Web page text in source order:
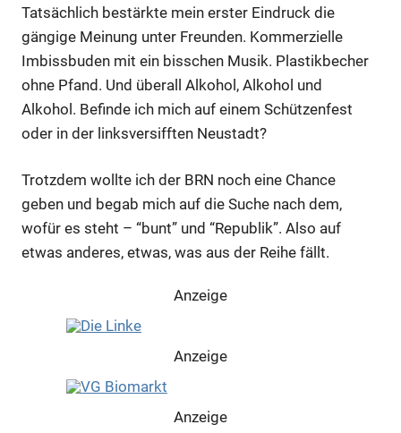
Tatsächlich bestärkte mein erster Eindruck die
gängige Meinung unter Freunden. Kommerzielle
Imbissbuden mit ein bisschen Musik. Plastikbecher
ohne Pfand. Und überall Alkohol, Alkohol und
Alkohol. Befinde ich mich auf einem Schützenfest
oder in der linksversifften Neustadt?
Trotzdem wollte ich der BRN noch eine Chance
geben und begab mich auf die Suche nach dem,
wofür es steht – “bunt” und “Republik”. Also auf
etwas anderes, etwas, was aus der Reihe fällt.
Anzeige
Anzeige
Anzeige